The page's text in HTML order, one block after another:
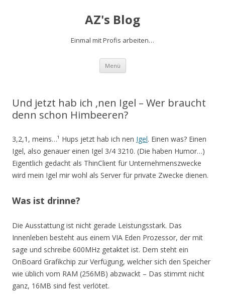
AZ's Blog
Einmal mit Profis arbeiten…
Menü Zum Inhalt springen
Und jetzt hab ich ‚nen Igel – Wer braucht
denn schon Himbeeren?
3,2,1, meins…¹ Hups jetzt hab ich nen Igel. Einen was? Einen
Igel, also genauer einen Igel 3/4 3210. (Die haben Humor…)
Eigentlich gedacht als ThinClient für Unternehmenszwecke
wird mein Igel mir wohl als Server für private Zwecke dienen.
Was ist drinne?
Die Ausstattung ist nicht gerade Leistungsstark. Das
Innenleben besteht aus einem VIA Eden Prozessor, der mit
sage und schreibe 600MHz getaktet ist. Dem steht ein
OnBoard Grafikchip zur Verfügung, welcher sich den Speicher
wie üblich vom RAM (256MB) abzwackt – Das stimmt nicht
ganz, 16MB sind fest verlötet.